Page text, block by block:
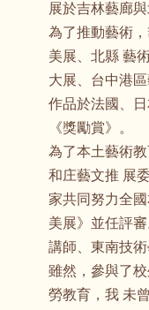
展於吉林藝廊與
為了推動藝術
美展、北縣 藝
大展、台中港
作品於法國、
《獎勵賞》。
為了本土藝術
和庄藝文推 展
家共同努力全
美展》並任評
講師、東南技術
雖然，參與了
勞教育，我 未